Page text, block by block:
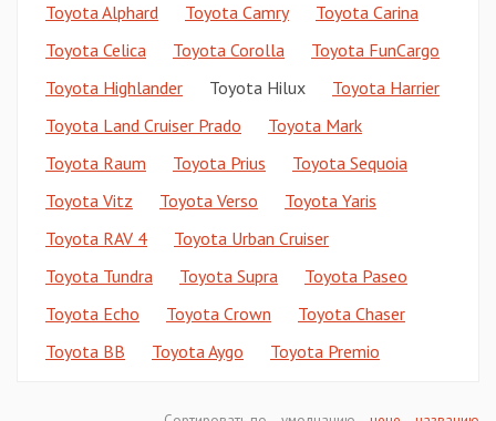
Toyota Alphard
Toyota Camry
Toyota Carina
Toyota Celica
Toyota Corolla
Toyota FunCargo
Toyota Highlander
Toyota Hilux
Toyota Harrier
Toyota Land Cruiser Prado
Toyota Mark
Toyota Raum
Toyota Prius
Toyota Sequoia
Toyota Vitz
Toyota Verso
Toyota Yaris
Toyota RAV 4
Toyota Urban Cruiser
Toyota Tundra
Toyota Supra
Toyota Paseo
Toyota Echo
Toyota Crown
Toyota Chaser
Toyota BB
Toyota Aygo Toyota Premio